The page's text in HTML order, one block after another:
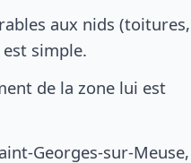
aux nids (toitures,
simple.
de la zone lui est
Georges-sur-Meuse,